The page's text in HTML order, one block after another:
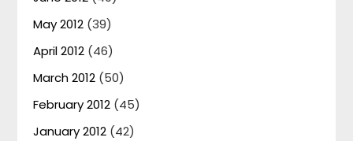
May 2012 (39)
April 2012 (46)
March 2012 (50)
February 2012 (45)
January 2012 (42)